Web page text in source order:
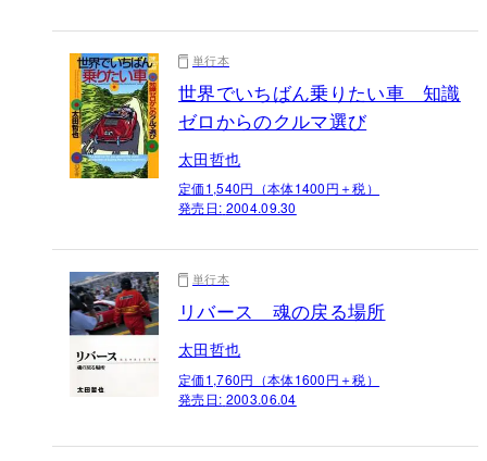
単行本
世界でいちばん乗りたい車 知識
ゼロからのクルマ選び
太田哲也
定価1,540円（本体1400円＋税）
発売日: 2004.09.30
単行本
リバース 魂の戻る場所
太田哲也
定価1,760円（本体1600円＋税）
発売日: 2003.06.04